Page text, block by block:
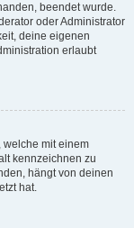
beendet wurde.
oder Administrator
deine eigenen
erlaubt
welche mit einem
kennzeichnen zu
hängt von deinen
hat.